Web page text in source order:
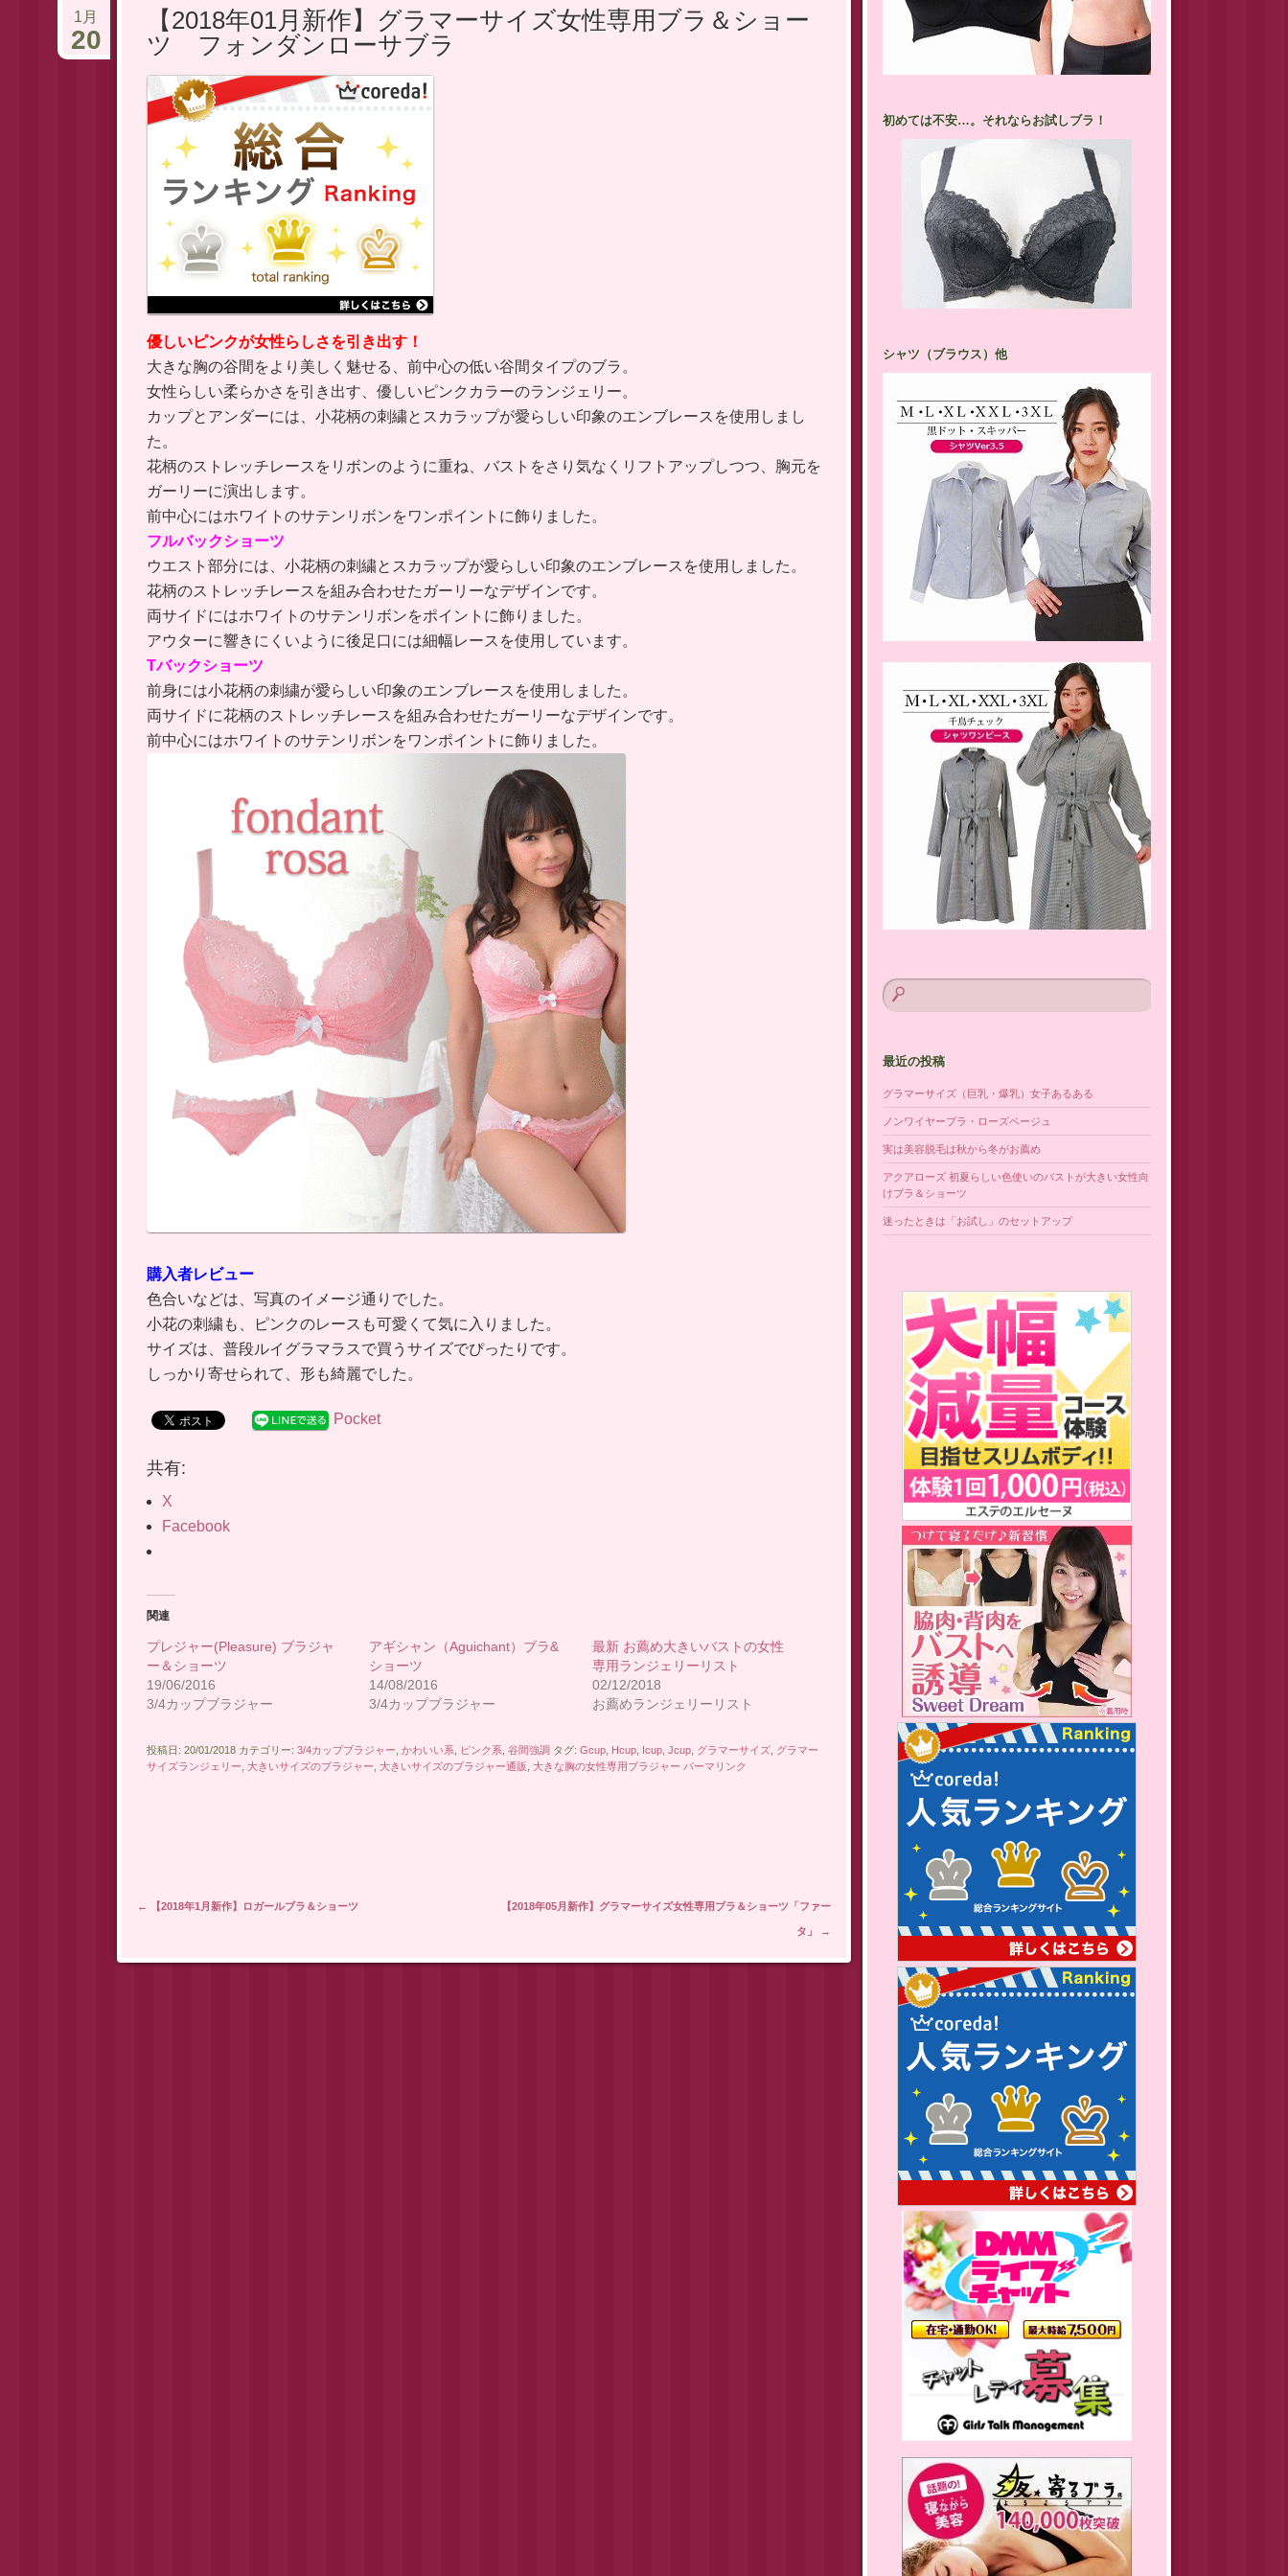
【2018年01月新作】グラマーサイズ女性専用ブラ＆ショー
ツ フォンダンローサブラ
1月
20
優しいピンクが女性らしさを引き出す！
大きな胸の谷間をより美しく魅せる、前中心の低い谷間タイプのブラ。
女性らしい柔らかさを引き出す、優しいピンクカラーのランジェリー。
カップとアンダーには、小花柄の刺繍とスカラップが愛らしい印象のエンブレースを使用しまし
た。
花柄のストレッチレースをリボンのように重ね、バストをさり気なくリフトアップしつつ、胸元を
ガーリーに演出します。
前中心にはホワイトのサテンリボンをワンポイントに飾りました。
フルバックショーツ
ウエスト部分には、小花柄の刺繍とスカラップが愛らしい印象のエンブレースを使用しました。
花柄のストレッチレースを組み合わせたガーリーなデザインです。
両サイドにはホワイトのサテンリボンをポイントに飾りました。
アウターに響きにくいように後足口には細幅レースを使用しています。
Tバックショーツ
前身には小花柄の刺繍が愛らしい印象のエンブレースを使用しました。
両サイドに花柄のストレッチレースを組み合わせたガーリーなデザインです。
前中心にはホワイトのサテンリボンをワンポイントに飾りました。
購入者レビュー
色合いなどは、写真のイメージ通りでした。
小花の刺繍も、ピンクのレースも可愛くて気に入りました。
サイズは、普段ルイグラマラスで買うサイズでぴったりです。
しっかり寄せられて、形も綺麗でした。
Pocket
共有:
X
Facebook
関連
プレジャー(Pleasure) ブラジャ
ー＆ショーツ
19/06/2016
3/4カップブラジャー
アギシャン（Aguichant）ブラ&
ショーツ
14/08/2016
3/4カップブラジャー
最新 お薦め大きいバストの女性
専用ランジェリーリスト
02/12/2018
お薦めランジェリーリスト
投稿日: 20/01/2018 カテゴリー: 3/4カップブラジャー かわいい系 ピンク系 谷間強調 タグ: Gcup, Hcup, Icup, Jcup, グラマーサイズ, グラマー
サイズランジェリー 大きいサイズのブラジャー 大きいサイズのブラジャー通販 大きな胸の女性専用ブラジャー パーマリンク
投稿ナビゲーション
← 【2018年1月新作】ロガールブラ＆ショーツ 【2018年05月新作】グラマーサイズ女性専用ブラ＆ショーツ「ファー
タ」 →
初めては不安…。それならお試しブラ！
シャツ（ブラウス）他
最近の投稿
グラマーサイズ（巨乳・爆乳）女子あるある
ノンワイヤーブラ・ローズベージュ
実は美容脱毛は秋から冬がお薦め
アクアローズ 初夏らしい色使いのバストが大きい女性向
けブラ＆ショーツ
迷ったときは「お試し」のセットアップ